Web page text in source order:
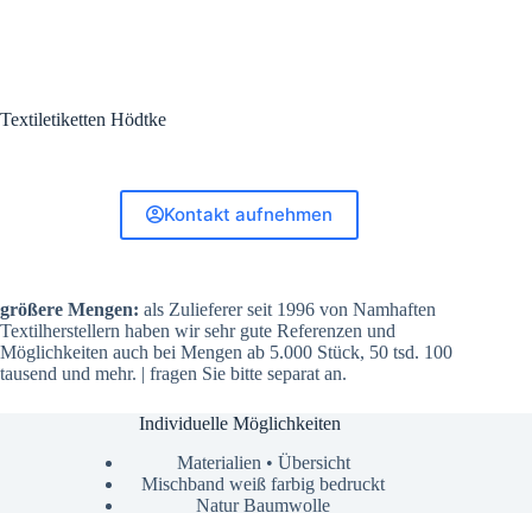
Textiletiketten Hödtke
Kontakt aufnehmen
größere Mengen: als Zulieferer seit 1996 von Namhaften
Textilherstellern haben wir sehr gute Referenzen und
Möglichkeiten auch bei Mengen ab 5.000 Stück, 50 tsd. 100
tausend und mehr. | fragen Sie bitte separat an.
Individuelle Möglichkeiten
Materialien • Übersicht
Mischband weiß farbig bedruckt
Natur Baumwolle